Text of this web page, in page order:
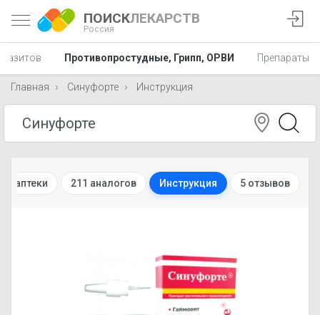
ПОИСКЛЕКАРСТВ
Россия
Противопростудные, Грипп, ОРВИ Препараты в
Главная Синуфорте Инструкция
аптеки 211 аналогов Инструкция 5 отзывов